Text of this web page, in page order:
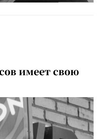
имеет свою